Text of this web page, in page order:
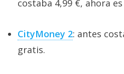
costaba 4,99 €, ahora
CityMoney 2: antes
gratis.